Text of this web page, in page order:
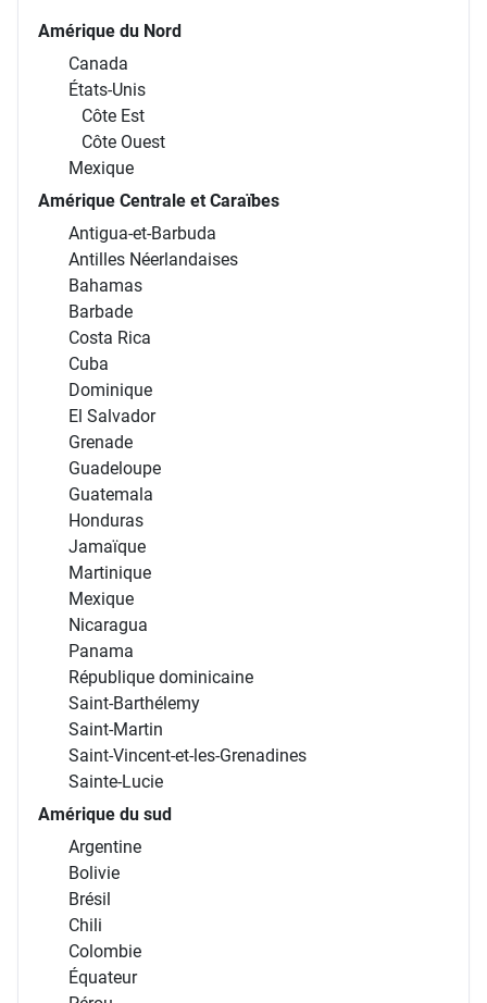
Amérique du Nord
Canada
États-Unis
Côte Est
Côte Ouest
Mexique
Amérique Centrale et Caraïbes
Antigua-et-Barbuda
Antilles Néerlandaises
Bahamas
Barbade
Costa Rica
Cuba
Dominique
El Salvador
Grenade
Guadeloupe
Guatemala
Honduras
Jamaïque
Martinique
Mexique
Nicaragua
Panama
République dominicaine
Saint-Barthélemy
Saint-Martin
Saint-Vincent-et-les-Grenadines
Sainte-Lucie
Amérique du sud
Argentine
Bolivie
Brésil
Chili
Colombie
Équateur